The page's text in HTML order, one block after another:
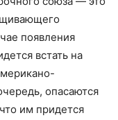
появления
встать на
опасаются
им придется